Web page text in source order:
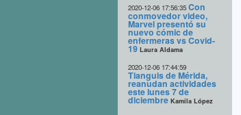
2020-12-06 17:56:35 Con
conmovedor video,
Marvel presentó su
nuevo cómic de
enfermeras vs Covid-
19 Laura Aldama
2020-12-06 17:44:59
Tianguis de Mérida,
reanudan actividades
este lunes 7 de
diciembre Kamila López